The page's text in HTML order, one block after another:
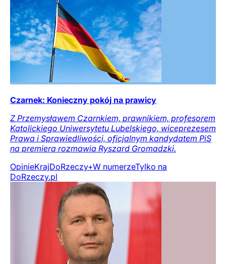
Czarnek: Konieczny pokój na prawicy
Z Przemysławem Czarnkiem, prawnikiem, profesorem
Katolickiego Uniwersytetu Lubelskiego, wiceprezesem
Prawa i Sprawiedliwości, oficjalnym kandydatem PiS
na premiera rozmawia Ryszard Gromadzki.
OpinieKrajDoRzeczy+W numerzeTylko na
DoRzeczy.pl